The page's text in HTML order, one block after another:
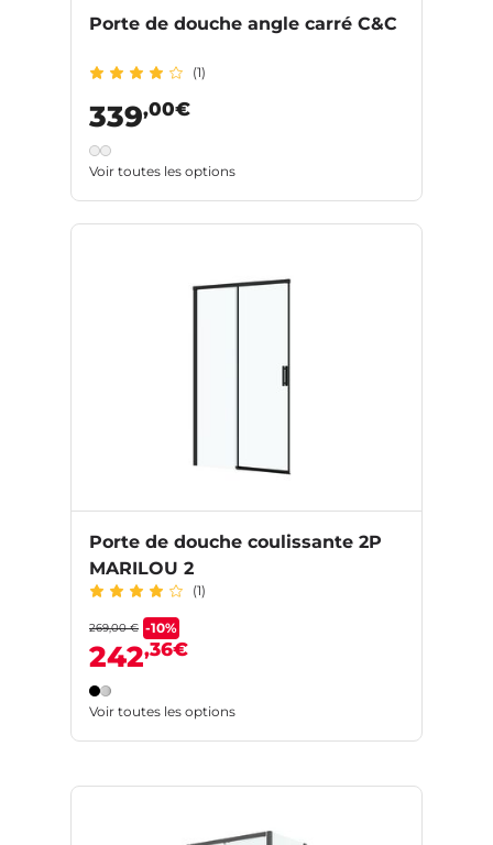
Porte de douche angle carré C&C
(1)
339,00€
Voir toutes les options
Porte de douche coulissante 2P
MARILOU 2
(1)
269,00 € -10%
242,36€
Voir toutes les options